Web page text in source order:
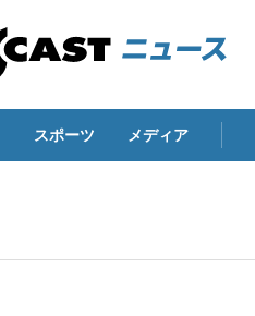
スポーツ メディア